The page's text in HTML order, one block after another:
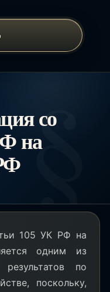
со
на
105 УК РФ на
одним из
результатов по
поскольку,